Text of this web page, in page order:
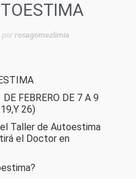
porrosagomezlimia
FEBRERO DE 7 A 9
26)
Taller de Autoestima
el Doctor en